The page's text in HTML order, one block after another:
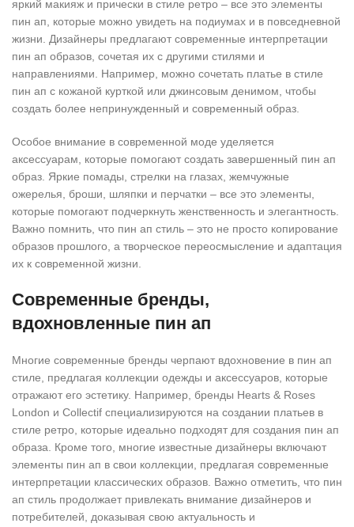
яркий макияж и прически в стиле ретро – все это элементы
пин ап, которые можно увидеть на подиумах и в повседневной
жизни. Дизайнеры предлагают современные интерпретации
пин ап образов, сочетая их с другими стилями и
направлениями. Например, можно сочетать платье в стиле
пин ап с кожаной курткой или джинсовым денимом, чтобы
создать более непринужденный и современный образ.
Особое внимание в современной моде уделяется
аксессуарам, которые помогают создать завершенный пин ап
образ. Яркие помады, стрелки на глазах, жемчужные
ожерелья, броши, шляпки и перчатки – все это элементы,
которые помогают подчеркнуть женственность и элегантность.
Важно помнить, что пин ап стиль – это не просто копирование
образов прошлого, а творческое переосмысление и адаптация
их к современной жизни.
Современные бренды,
вдохновленные пин ап
Многие современные бренды черпают вдохновение в пин ап
стиле, предлагая коллекции одежды и аксессуаров, которые
отражают его эстетику. Например, бренды Hearts & Roses
London и Collectif специализируются на создании платьев в
стиле ретро, которые идеально подходят для создания пин ап
образа. Кроме того, многие известные дизайнеры включают
элементы пин ап в свои коллекции, предлагая современные
интерпретации классических образов. Важно отметить, что пин
ап стиль продолжает привлекать внимание дизайнеров и
потребителей, доказывая свою актуальность и